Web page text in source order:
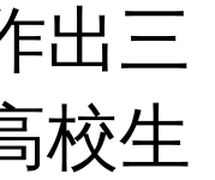
出三
校生